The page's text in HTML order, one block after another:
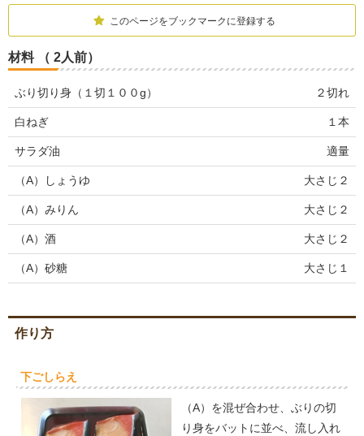
このページをブックマークに登録する
材料 （ 2人前）
ぶり切り身（１切１００g） ２切れ
白ねぎ １本
サラダ油 適量
（A）しょうゆ 大さじ２
（A）みりん 大さじ２
（A）酒 大さじ２
（A）砂糖 大さじ１
作り方
下ごしらえ
（A）を混ぜ合わせ、ぶりの切
り身をバットに並べ、流し入れ